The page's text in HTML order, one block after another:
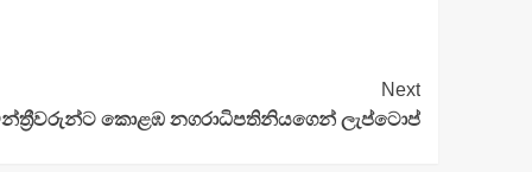
Next
කොළඹ නගරාධිපතිනියගෙන් ලැප්ටොප්